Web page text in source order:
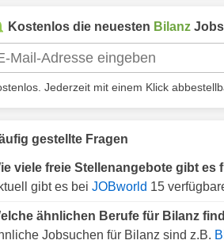
Kostenlos die neuesten Bilanz
Jederzeit mit einem Klick
gestellte Fragen
viele freie Stellenangebote gibt es
gibt es bei JOBworld 15
ähnlichen Berufe für Bilanz
Jobsuchen für Bilanz sind z.B.